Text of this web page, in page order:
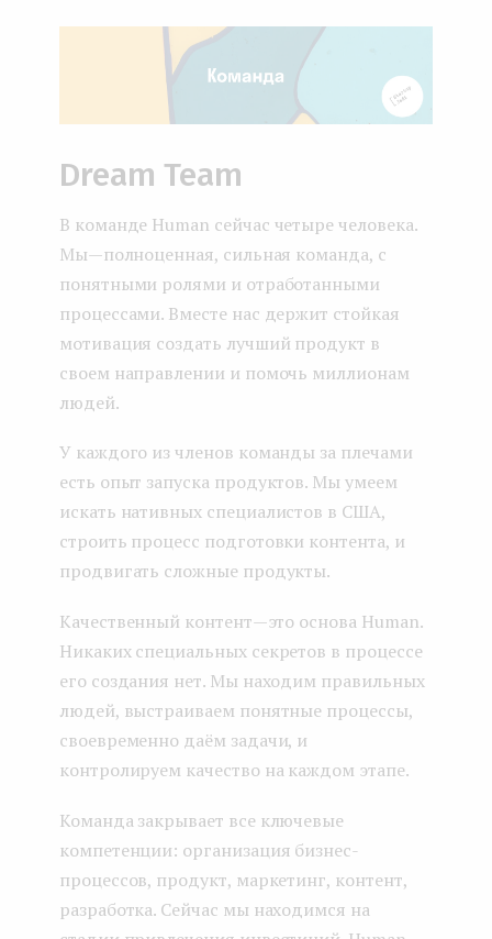
Dream Team
В команде Human сейчас четыре человека.
Мы — полноценная, сильная команда, с
понятными ролями и отработанными
процессами. Вместе нас держит стойкая
мотивация создать лучший продукт в
своем направлении и помочь миллионам
людей.
У каждого из членов команды за плечами
есть опыт запуска продуктов. Мы умеем
искать нативных специалистов в США,
строить процесс подготовки контента, и
продвигать сложные продукты.
Качественный контент — это основа Human.
Никаких специальных секретов в процессе
его создания нет. Мы находим правильных
людей, выстраиваем понятные процессы,
своевременно даём задачи, и
контролируем качество на каждом этапе.
Команда закрывает все ключевые
компетенции: организация бизнес-
процессов, продукт, маркетинг, контент,
разработка. Сейчас мы находимся на